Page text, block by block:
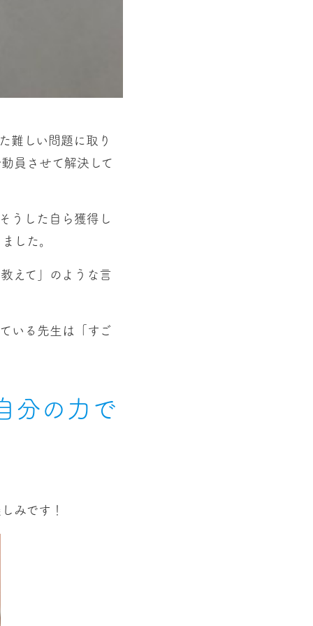
難しい問題に取り
員させて解決して
うした自ら獲得し
した。
えて」のような言
いる先生は「すご
分の力で
みです！